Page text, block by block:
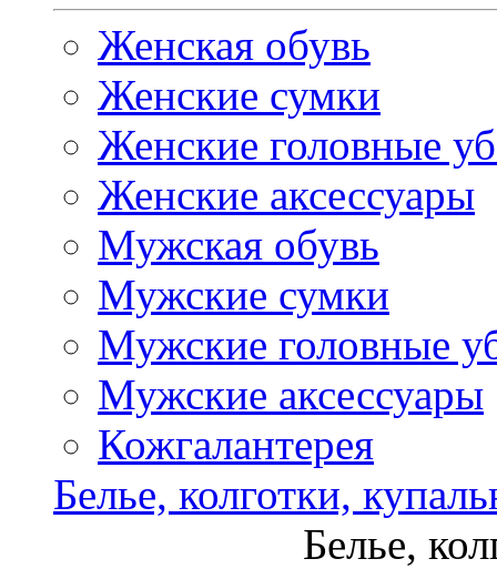
Женская обувь
Женские сумки
Женские головные
Женские аксессуары
Мужская обувь
Мужские сумки
Мужские головные
Мужские аксессуары
Кожгалантерея
Белье, колготки,
Белье,